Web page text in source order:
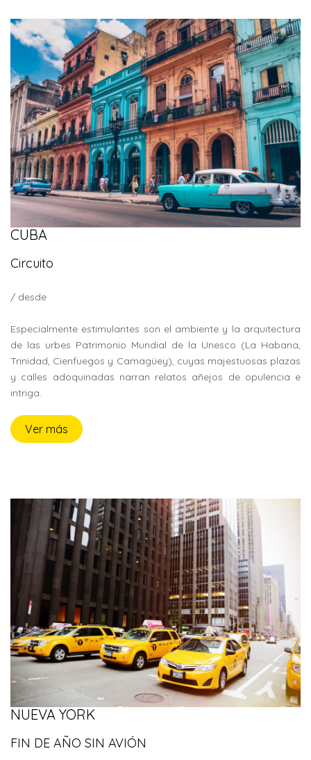
CUBA
Circuito
/ desde
Especialmente estimulantes son el ambiente y la arquitectura
de las urbes Patrimonio Mundial de la Unesco (La Habana,
Trinidad, Cienfuegos y Camagüey), cuyas majestuosas plazas
y calles adoquinadas narran relatos añejos de opulencia e
intriga.
Ver más
NUEVA YORK
FIN DE AÑO SIN AVIÓN